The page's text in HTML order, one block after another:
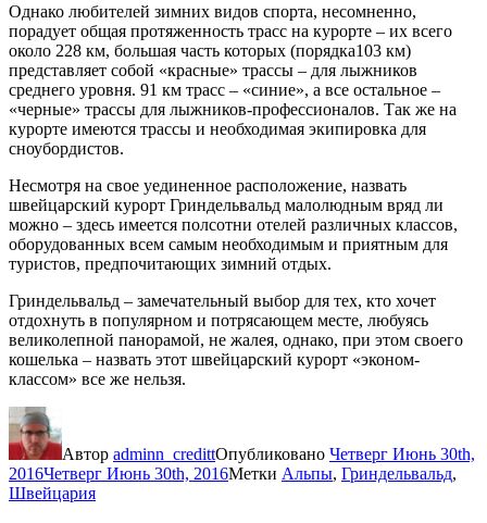
Однако любителей зимних видов спорта, несомненно,
порадует общая протяженность трасс на курорте – их всего
около 228 км, большая часть которых (порядка103 км)
представляет собой «красные» трассы – для лыжников
среднего уровня. 91 км трасс – «синие», а все остальное –
«черные» трассы для лыжников-профессионалов. Так же на
курорте имеются трассы и необходимая экипировка для
сноубордистов.
Несмотря на свое уединенное расположение, назвать
швейцарский курорт Гриндельвальд малолюдным вряд ли
можно – здесь имеется полсотни отелей различных классов,
оборудованных всем самым необходимым и приятным для
туристов, предпочитающих зимний отдых.
Гриндельвальд – замечательный выбор для тех, кто хочет
отдохнуть в популярном и потрясающем месте, любуясь
великолепной панорамой, не жалея, однако, при этом своего
кошелька – назвать этот швейцарский курорт «эконом-
классом» все же нельзя.
Автор adminn_credittОпубликовано Четверг Июнь 30th,
2016Четверг Июнь 30th, 2016Метки Альпы, Гриндельвальд,
Швейцария